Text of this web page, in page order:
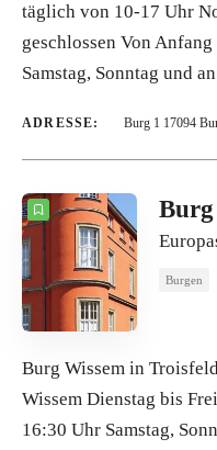
täglich von 10-17 Uhr
geschlossen Von
Samstag, Sonntag und
ADRESSE: Burg 1 17094
Burg
Burgen
Burg Wissem in
Wissem Dienstag bis
16:30 Uhr Samstag,